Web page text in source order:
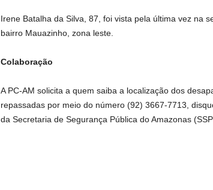
Irene Batalha da Silva, 87, foi vista pela última vez na
bairro Mauazinho, zona leste.
Colaboração
A PC-AM solicita a quem saiba a localização dos
repassadas por meio do número (92) 3667-7713,
da Secretaria de Segurança Pública do Amazonas